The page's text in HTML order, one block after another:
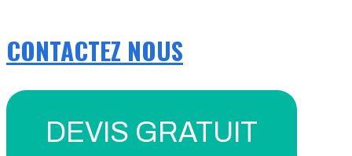
CONTACTEZ NOUS
DEVIS GRATUIT